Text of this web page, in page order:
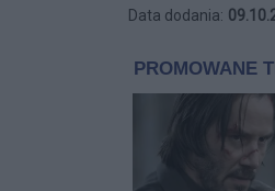
Data dodania: